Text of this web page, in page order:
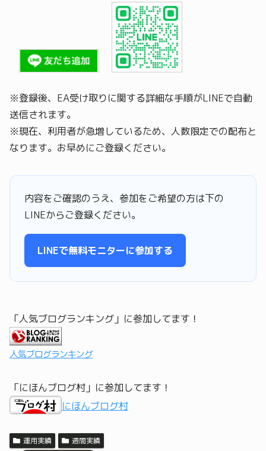
※登録後、EA受け取りに関する詳細な手順がLINEで自動
送信されます。
※現在、利用者が急増しているため、人数限定での配布と
なります。お早めにご登録ください。
内容をご確認のうえ、参加をご希望の方は下の
LINEからご登録ください。
LINEで無料モニターに参加する
「人気ブログランキング」に参加してます！
人気ブログランキング
「にほんブログ村」に参加してます！
にほんブログ村
運用実績 週間実績